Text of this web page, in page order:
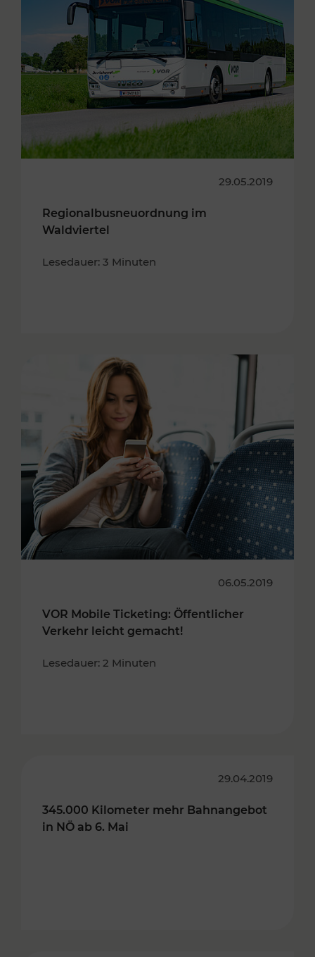
29.05.2019
Regionalbusneuordnung im
Waldviertel
Lesedauer: 3 Minuten
06.05.2019
VOR Mobile Ticketing: Öffentlicher
Verkehr leicht gemacht!
Lesedauer: 2 Minuten
29.04.2019
345.000 Kilometer mehr Bahnangebot
in NÖ ab 6. Mai